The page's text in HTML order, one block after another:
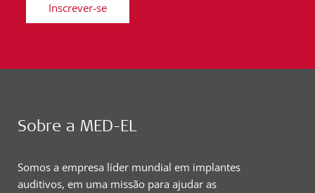
Inscrever-se
Sobre a MED-EL
Somos a empresa líder mundial em implantes
auditivos, em uma missão para ajudar as